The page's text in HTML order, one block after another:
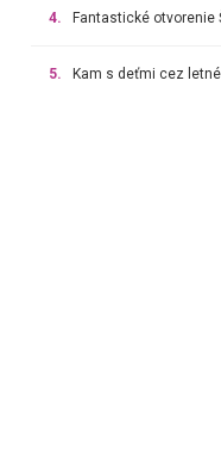
4. Fantastické otvorenie
5. Kam s deťmi cez